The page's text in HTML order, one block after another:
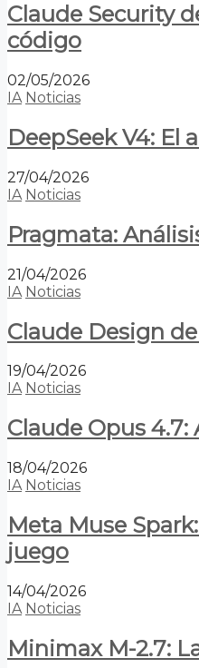
Claude Security
código
02/05/2026
IA Noticias
DeepSeek V4:
27/04/2026
IA Noticias
Pragmata:
21/04/2026
IA Noticias
Claude Design
19/04/2026
IA Noticias
Claude Opus
18/04/2026
IA Noticias
Meta Muse
juego
14/04/2026
IA Noticias
Minimax M-2.7: